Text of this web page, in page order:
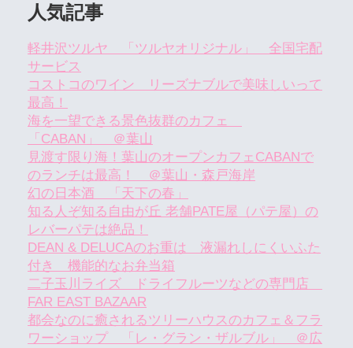
人気記事
軽井沢ツルヤ 「ツルヤオリジナル」 全国宅配
サービス
コストコのワイン リーズナブルで美味しいって
最高！
海を一望できる景色抜群のカフェ
「CABAN」 ＠葉山
見渡す限り海！葉山のオープンカフェCABANで
のランチは最高！ ＠葉山・森戸海岸
幻の日本酒 「天下の春」
知る人ぞ知る自由が丘 老舗PATE屋（パテ屋）の
レバーパテは絶品！
DEAN & DELUCAのお重は 液漏れしにくいふた
付き 機能的なお弁当箱
二子玉川ライズ ドライフルーツなどの専門店
FAR EAST BAZAAR
都会なのに癒されるツリーハウスのカフェ＆フラ
ワーショップ 「レ・グラン・ザルブル」 ＠広